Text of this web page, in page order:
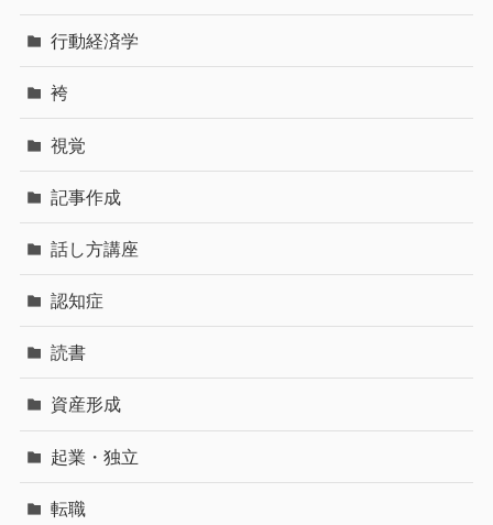
行動経済学
袴
視覚
記事作成
話し方講座
認知症
読書
資産形成
起業・独立
転職